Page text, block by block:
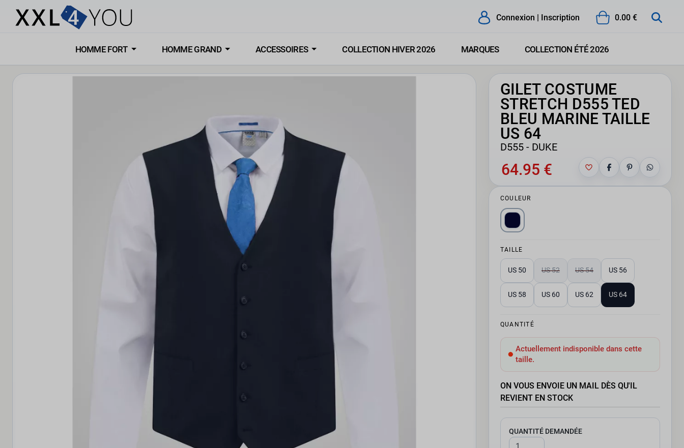
Connexion | Inscription 0.00 €
HOMME FORT HOMME GRAND ACCESSOIRES COLLECTION HIVER 2026 MARQUES COLLECTION ÉTÉ 2026
GILET COSTUME
STRETCH D555 TED
BLEU MARINE TAILLE
US 64
D555 - DUKE
64.95 €
COULEUR
TAILLE
US 50 US 52 US 54 US 56
US 58 US 60 US 62 US 64
QUANTITÉ
Actuellement indisponible dans cette
taille.
ON VOUS ENVOIE UN MAIL DÈS QU'IL
REVIENT EN STOCK
QUANTITÉ DEMANDÉE